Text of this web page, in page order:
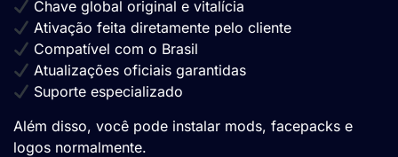
Chave global original e vitalícia
Ativação feita diretamente pelo cliente
Compatível com o Brasil
Atualizações oficiais garantidas
Suporte especializado
Além disso, você pode instalar mods, facepacks e
logos normalmente.